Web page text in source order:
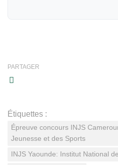
PARTAGER
Étiquettes :
Épreuve concours INJS
Jeunesse et des Sports
INJS Yaounde: Institut National